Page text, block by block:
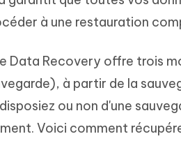
à une restauration
Data Recovery offre trois
à partir de la
ou non d'une
Voici comment